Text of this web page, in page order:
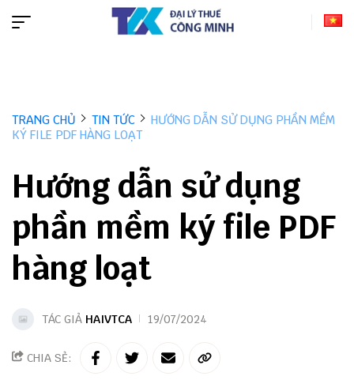
TRANG CHỦ TIN TỨC
HƯỚNG DẪN SỬ DỤNG PHẦN MỀM
KÝ FILE PDF HÀNG LOẠT
Hướng dẫn sử dụng
phần mềm ký file PDF
hàng loạt
TÁC GIẢ HAIVTCA 19/07/2024
CHIA SẺ: